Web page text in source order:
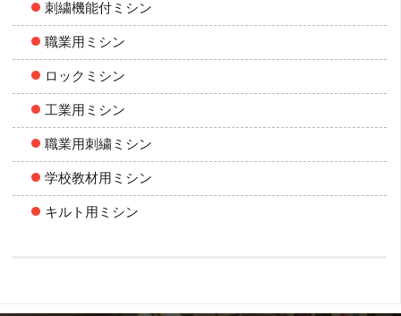
刺繍機能付ミシン
職業用ミシン
ロックミシン
工業用ミシン
職業用刺繍ミシン
学校教材用ミシン
キルト用ミシン